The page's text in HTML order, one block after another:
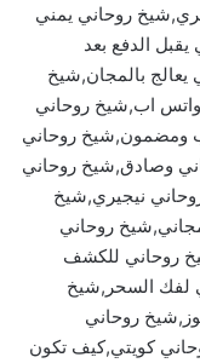
روحاني يمني
الدفع بعد
بالمجان,شيخ
واتس اب,شيخ روحاني
ومضمون,شيخ روحاني
وصادق,شيخ روحاني
نيجيري,شيخ
روحاني
روحاني للكشف
لفك السحر,شيخ
روحاني
كويتي,كيف تكون